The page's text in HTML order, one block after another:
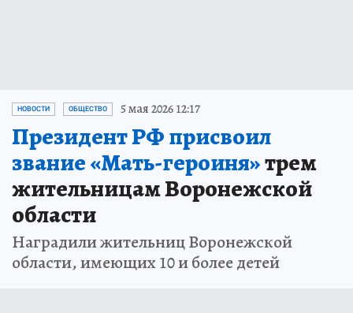
НОВОСТИ ОБЩЕСТВО 5 мая 2026 12:17
Президент РФ присвоил
звание «Мать-героиня»трем
жительницам Воронежской
области
Наградили жительниц Воронежской
области, имеющих 10 и более детей